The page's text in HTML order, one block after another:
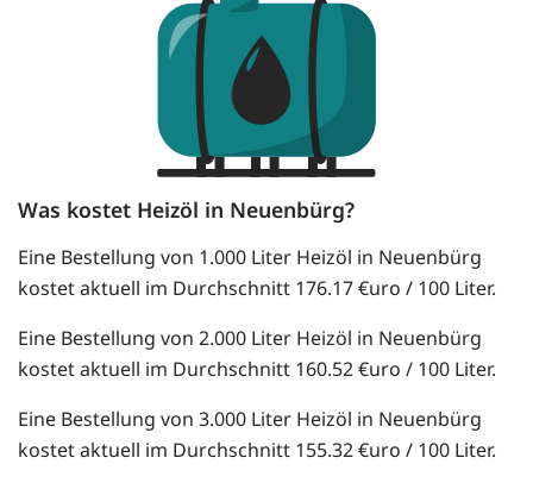
Was kostet Heizöl in Neuenbürg?
Eine Bestellung von 1.000 Liter Heizöl in Neuenbürg
kostet aktuell im Durchschnitt 176.17 €uro / 100 Liter.
Eine Bestellung von 2.000 Liter Heizöl in Neuenbürg
kostet aktuell im Durchschnitt 160.52 €uro / 100 Liter.
Eine Bestellung von 3.000 Liter Heizöl in Neuenbürg
kostet aktuell im Durchschnitt 155.32 €uro / 100 Liter.